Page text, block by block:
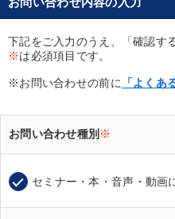
下記をご入力のうえ、「確認す
※は必須項目です。
※お問い合わせの前に 「よくあ
お問い合わせ種別 ※
セミナー・本・音声・動画